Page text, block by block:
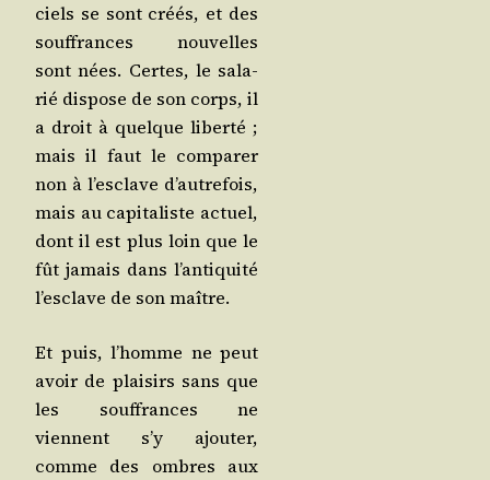
ciels se sont créés, et des
souf­frances nou­velles
sont nées. Certes, le sala­
rié dis­pose de son corps, il
a droit à quelque liber­té ;
mais il faut le com­pa­rer
non à l’es­clave d’au­tre­fois,
mais au capi­ta­liste actuel,
dont il est plus loin que le
fût jamais dans l’an­ti­qui­té
l’es­clave de son maître.
Et puis, l’homme ne peut
avoir de plai­sirs sans que
les souf­frances ne
viennent s’y ajou­ter,
comme des ombres aux